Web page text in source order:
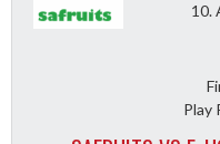
10.
Play